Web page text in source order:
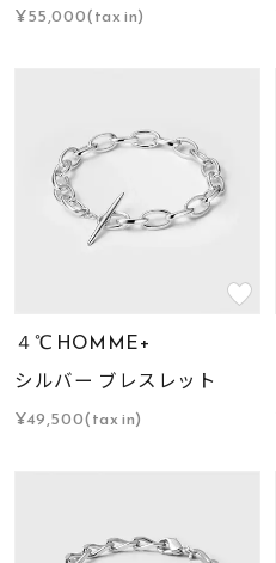
¥55,000(tax in)
４℃ HOMME+
シルバー ブレスレット
¥49,500(tax in)